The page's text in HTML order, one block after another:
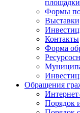
площадки
Формы
Контакты
Форма
Обращения
Порядок